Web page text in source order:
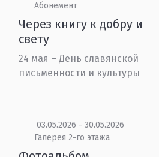
Абонемент
Через книгу к добру и
свету
24 мая – День славянской
письменности и культуры
03.05.2026 - 30.05.2026
Галерея 2-го этажа